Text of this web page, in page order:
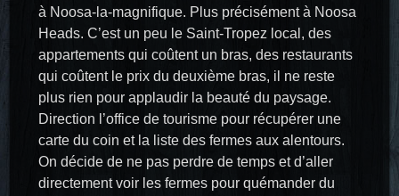
à Noosa-la-magnifique. Plus précisément à Noosa
Heads. C’est un peu le Saint-Tropez local, des
appartements qui coûtent un bras, des restaurants
qui coûtent le prix du deuxième bras, il ne reste
plus rien pour applaudir la beauté du paysage.
Direction l’office de tourisme pour récupérer une
carte du coin et la liste des fermes aux alentours.
On décide de ne pas perdre de temps et d’aller
directement voir les fermes pour quémander du